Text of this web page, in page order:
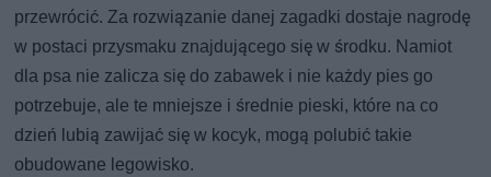
przewrócić. Za rozwiązanie danej zagadki dostaje nagrodę
w postaci przysmaku znajdującego się w środku. Namiot
dla psa nie zalicza się do zabawek i nie każdy pies go
potrzebuje, ale te mniejsze i średnie pieski, które na co
dzień lubią zawijać się w kocyk, mogą polubić takie
obudowane legowisko.